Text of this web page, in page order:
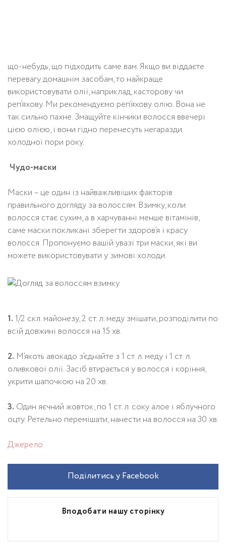
що-небудь, що підходить саме вам. Якщо ви віддаєте
перевагу домашнім засобам, то найкраще
використовувати олії, наприклад, касторову чи
реп’яхову. Ми рекомендуємо реп’яхову олію. Вона не
так сильно пахне. Змащуйте кінчики волосся ввечері
цією олією, і вони гідно перенесуть негаразди
холодної пори року.
Чудо-маски
Маски – це один із найважливіших факторів
правильного догляду за волоссям. Взимку, коли
волосся стає сухим, а в харчуванні менше вітамінів,
саме маски покликані зберегти здоров’я і красу
волосся. Пропонуємо вашій увазі три маски, які ви
можете використовувати у зимові холоди.
1. 1/2 скл. майонезу, 2 ст. л. меду змішати, розподілити по
всій довжині волосся на 15 хв.
2. М’якоть авокадо з’єднайте з 1 ст. л. меду і 1 ст. л.
оливкової олії. Засіб втирається у волосся і коріння,
укрити шапочкою на 20 хв.
3. Один яєчний жовток, по 1 ст. л. соку алое і яблучного
оцту. Ретельно перемішати, нанести на волосся на 30 хв.
Джерело
Вподобати нашу сторінку
Поділитись у Facebook